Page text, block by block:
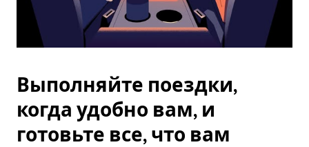
Выполняйте поездки,
когда удобно вам, и
готовьте все, что вам